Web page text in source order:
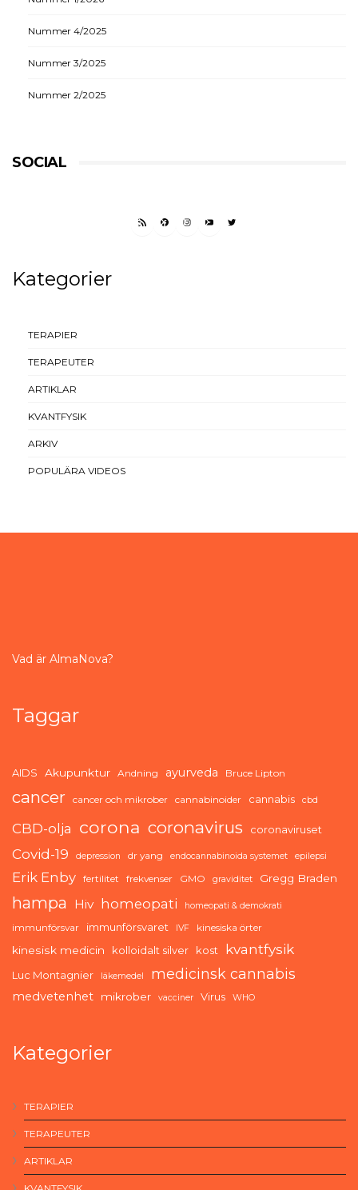
Nummer 4/2025
Nummer 3/2025
Nummer 2/2025
SOCIAL
RSS FEEDFACEBOOK
INSTAGRAM
YOUTUBETWITTER
Kategorier
TERAPIER
TERAPEUTER
ARTIKLAR
KVANTFYSIK
ARKIV
POPULÄRA VIDEOS
Vad är AlmaNova?
Taggar
AIDS Akupunktur Andning ayurveda Bruce Lipton
cancer cancer och mikrober cannabinoider cannabis cbd
CBD-olja corona coronavirus coronaviruset
Covid-19 depression dr yang endocannabinoida systemet epilepsi
Erik Enby fertilitet frekvenser GMO graviditet Gregg Braden
hampa Hiv homeopati homeopati & demokrati
immunförsvar immunförsvaret IVF kinesiska örter
kinesisk medicin kolloidalt silver kost kvantfysik
Luc Montagnier läkemedel medicinsk cannabis
medvetenhet mikrober vacciner Virus WHO
Kategorier
TERAPIER
TERAPEUTER
ARTIKLAR